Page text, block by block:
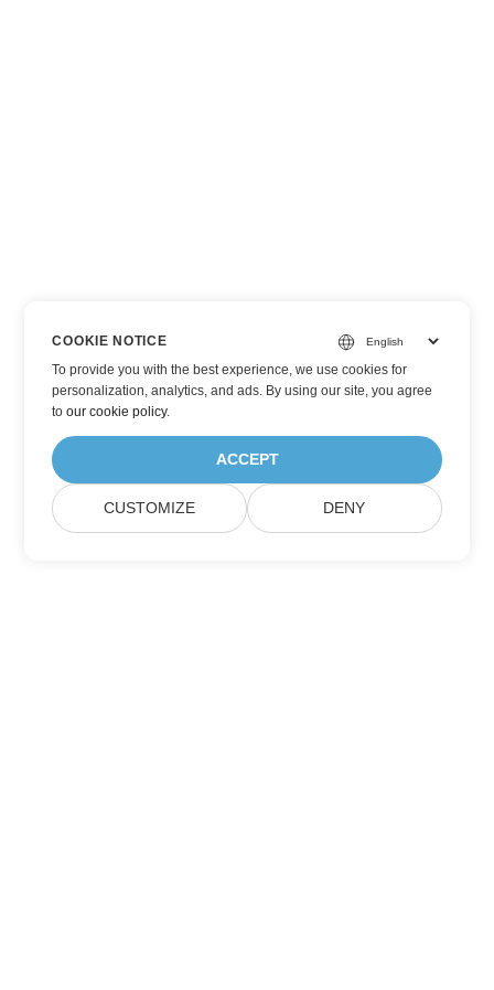
COOKIE NOTICE
To provide you with the best experience, we use cookies for
personalization, analytics, and ads. By using our site, you agree
toour cookie policy.
ACCEPT
CUSTOMIZE DENY